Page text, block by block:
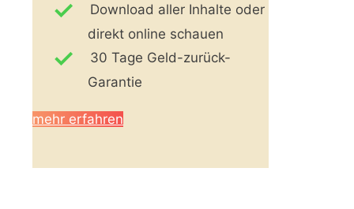
Download aller Inhalte oder
direkt online schauen
30 Tage Geld-zurück-
Garantie
mehr erfahren